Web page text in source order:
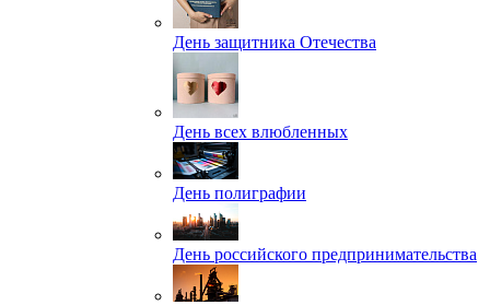
День защитника Отечества
День всех влюбленных
День полиграфии
День российского предпринимательства